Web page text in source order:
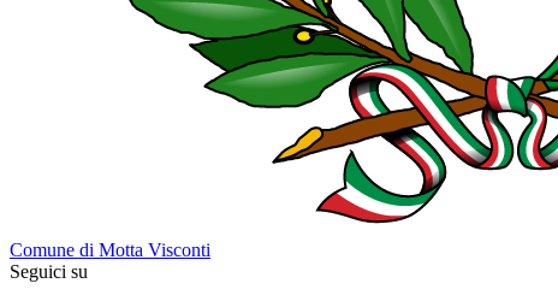
Comune di Motta Visconti
Seguici su